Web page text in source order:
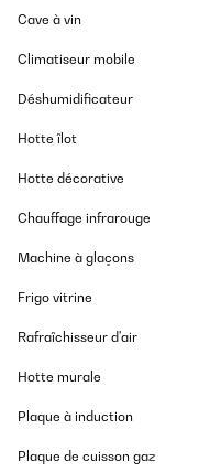
Cave à vin
Climatiseur mobile
Déshumidificateur
Hotte îlot
Hotte décorative
Chauffage infrarouge
Machine à glaçons
Frigo vitrine
Rafraîchisseur d'air
Hotte murale
Plaque à induction
Plaque de cuisson gaz